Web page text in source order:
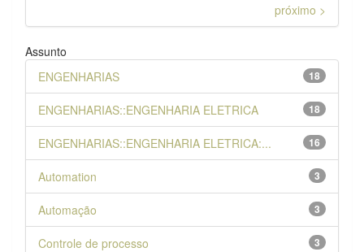
próximo >
Assunto
18
ENGENHARIAS
18
ENGENHARIAS::ENGENHARIA ELETRICA
16
ENGENHARIAS::ENGENHARIA ELETRICA:...
3
Automation
3
Automação
3
Controle de processo